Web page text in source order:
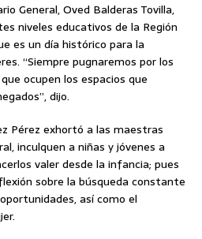
General, Oved Balderas Tovilla,
niveles educativos de la Región
es un día histórico para la
“Siempre pugnaremos por los
ocupen los espacios que
dijo.
Pérez exhortó a las maestras
inculquen a niñas y jóvenes a
valer desde la infancia; pues
sobre la búsqueda constante
así como el